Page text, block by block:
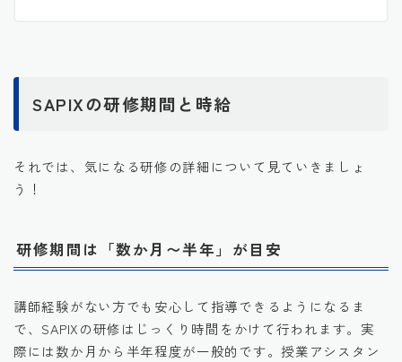
SAPIXの研修期間と時給
それでは、気になる研修の詳細について見ていきましょ
う！
研修期間は「数か月〜半年」が目安
講師経験がない方でも安心して指導できるようになるま
で、SAPIXの研修はじっくり時間をかけて行われます。実
際には数か月から半年程度が一般的です。授業アシスタン